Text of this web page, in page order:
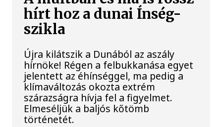
hírt hoz a dunai Ínség-
szikla
Újra kilátszik a Dunából az aszály
hírnöke! Régen a felbukkanása egyet
jelentett az éhínséggel, ma pedig a
klímaváltozás okozta extrém
szárazságra hívja fel a figyelmet.
Elmeséljük a baljós kőtömb
történetét.